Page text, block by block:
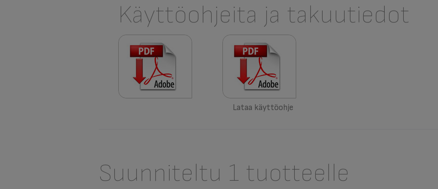
Käyttöohjeita ja takuutiedot
Lataa käyttöohje
Suunniteltu 1 tuotteelle